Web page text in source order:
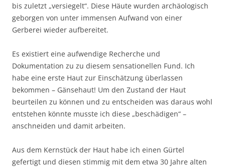
bis zuletzt „versiegelt“. Diese Häute wurden archäologisch
geborgen von unter immensen Aufwand von einer
Gerberei wieder aufbereitet.
Es existiert eine aufwendige Recherche und
Dokumentation zu zu diesem sensationellen Fund. Ich
habe eine erste Haut zur Einschätzung überlassen
bekommen – Gänsehaut! Um den Zustand der Haut
beurteilen zu können und zu entscheiden was daraus wohl
entstehen könnte musste ich diese „beschädigen“ –
anschneiden und damit arbeiten.
Aus dem Kernstück der Haut habe ich einen Gürtel
gefertigt und diesen stimmig mit dem etwa 30 Jahre alten